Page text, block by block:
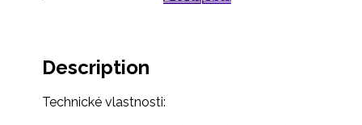
Description
Technické vlastnosti: